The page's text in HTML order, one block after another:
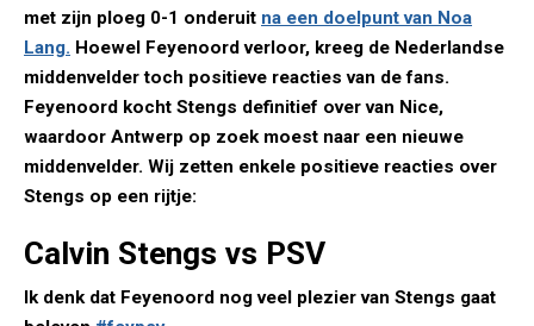
met zijn ploeg 0-1 onderuit na een doelpunt van Noa
Lang. Hoewel Feyenoord verloor, kreeg de Nederlandse
middenvelder toch positieve reacties van de fans.
Feyenoord kocht Stengs definitief over van Nice,
waardoor Antwerp op zoek moest naar een nieuwe
middenvelder. Wij zetten enkele positieve reacties over
Stengs op een rijtje:
Calvin Stengs vs PSV
Ik denk dat Feyenoord nog veel plezier van Stengs gaat